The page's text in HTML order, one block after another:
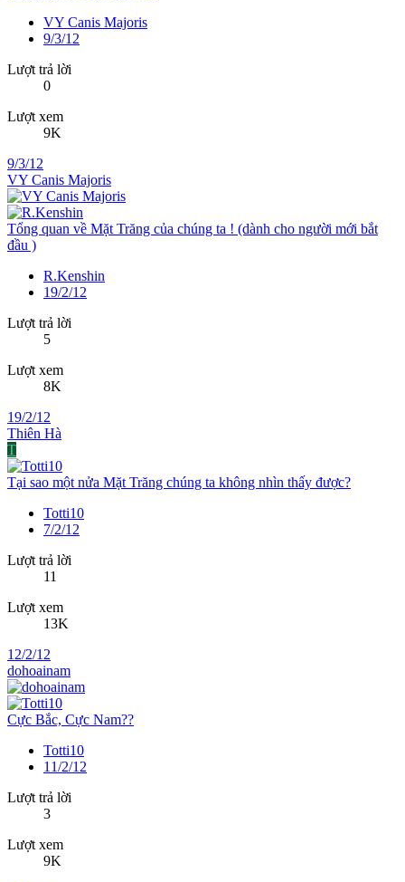
VY Canis Majoris
9/3/12
Lượt trả lời
0
Lượt xem
9K
9/3/12
VY Canis Majoris
Tổng quan về Mặt Trăng của chúng ta ! (dành cho người mới bắt
đầu )
R.Kenshin
19/2/12
Lượt trả lời
5
Lượt xem
8K
19/2/12
Thiên Hà
T
Tại sao một nửa Mặt Trăng chúng ta không nhìn thấy được?
Totti10
7/2/12
Lượt trả lời
11
Lượt xem
13K
12/2/12
dohoainam
Cực Bắc, Cực Nam??
Totti10
11/2/12
Lượt trả lời
3
Lượt xem
9K